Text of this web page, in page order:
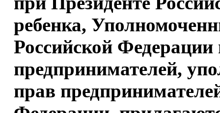
ребенка,
Российской
предпринимателей,
прав